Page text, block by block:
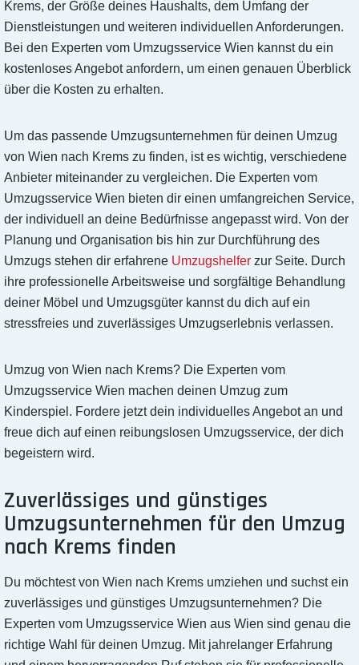
Krems, der Größe deines Haushalts, dem Umfang der
Dienstleistungen und weiteren individuellen Anforderungen.
Bei den Experten vom Umzugsservice Wien kannst du ein
kostenloses Angebot anfordern, um einen genauen Überblick
über die Kosten zu erhalten.
Um das passende Umzugsunternehmen für deinen Umzug
von Wien nach Krems zu finden, ist es wichtig, verschiedene
Anbieter miteinander zu vergleichen. Die Experten vom
Umzugsservice Wien bieten dir einen umfangreichen Service,
der individuell an deine Bedürfnisse angepasst wird. Von der
Planung und Organisation bis hin zur Durchführung des
Umzugs stehen dir erfahrene Umzugshelfer zur Seite. Durch
ihre professionelle Arbeitsweise und sorgfältige Behandlung
deiner Möbel und Umzugsgüter kannst du dich auf ein
stressfreies und zuverlässiges Umzugserlebnis verlassen.
Umzug von Wien nach Krems? Die Experten vom
Umzugsservice Wien machen deinen Umzug zum
Kinderspiel. Fordere jetzt dein individuelles Angebot an und
freue dich auf einen reibungslosen Umzugsservice, der dich
begeistern wird.
Zuverlässiges und günstiges
Umzugsunternehmen für den Umzug
nach Krems finden
Du möchtest von Wien nach Krems umziehen und suchst ein
zuverlässiges und günstiges Umzugsunternehmen? Die
Experten vom Umzugsservice Wien aus Wien sind genau die
richtige Wahl für deinen Umzug. Mit jahrelanger Erfahrung